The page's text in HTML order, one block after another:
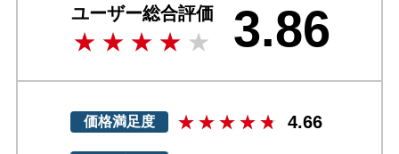
ユーザー総合評価 3.86
価格満足度 4.66